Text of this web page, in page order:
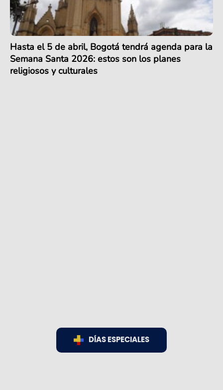
Hasta el 5 de abril, Bogotá tendrá agenda para la
Semana Santa 2026: estos son los planes
religiosos y culturales
DÍAS ESPECIALES